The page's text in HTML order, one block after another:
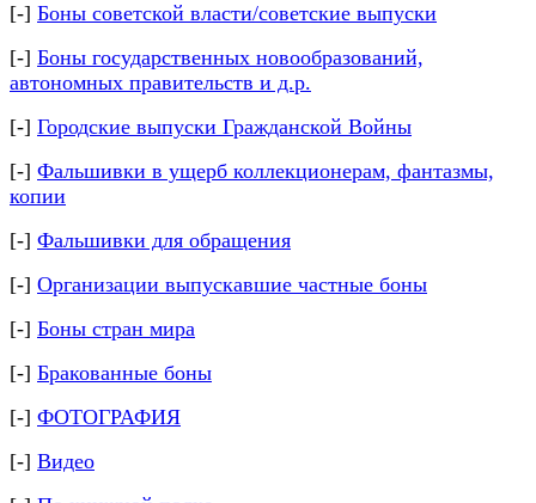
[-] Боны советской власти/советские выпуски
[-] Боны государственных новообразований,
автономных правительств и д.р.
[-] Городские выпуски Гражданской Войны
[-] Фальшивки в ущерб коллекционерам, фантазмы,
копии
[-] Фальшивки для обращения
[-] Организации выпускавшие частные боны
[-] Боны стран мира
[-] Бракованные боны
[-] ФОТОГРАФИЯ
[-] Видео